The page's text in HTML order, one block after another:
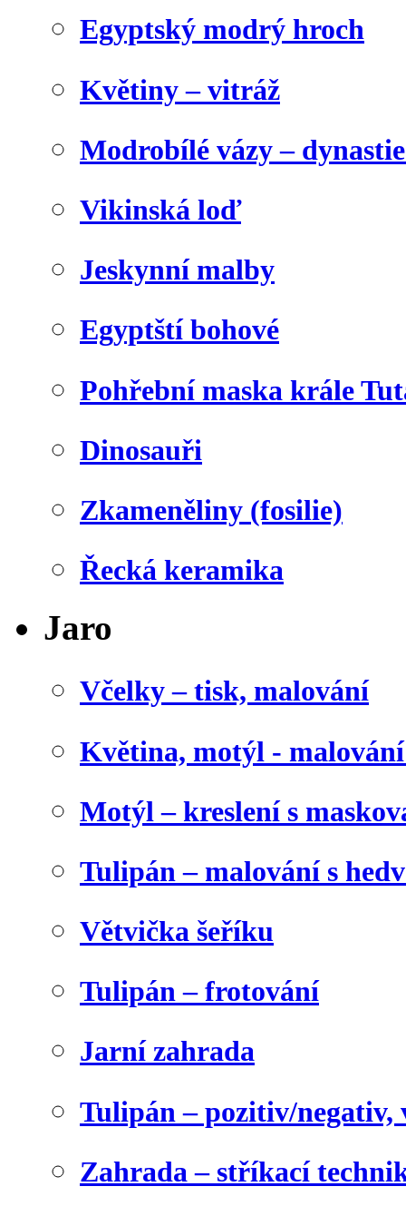
Egyptský modrý hroch
Květiny – vitráž
Modrobílé vázy –
Vikinská loď
Jeskynní malby
Egyptští bohové
Pohřební maska krále
Dinosauři
Zkameněliny (fosilie)
Řecká keramika
Jaro
Včelky – tisk, malování
Květina, motýl -
Motýl – kreslení s
Tulipán – malování s
Větvička šeříku
Tulipán – frotování
Jarní zahrada
Tulipán – pozitiv/negativ,
Zahrada – stříkací